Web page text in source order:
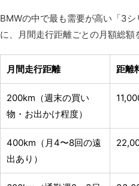
BMWの中で最も需要が高い「3
に、月間走行距離ごとの月額総額
月間走行距離 距離
200km（週末の買い
物・お出かけ程度）
400km（月4〜8回の遠
出あり）